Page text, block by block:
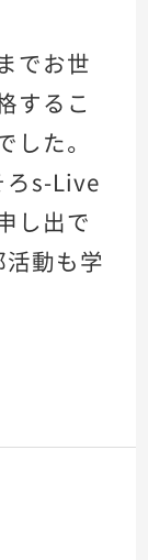
でお世
するこ
た。
ろs-Live
し出で
活動も学